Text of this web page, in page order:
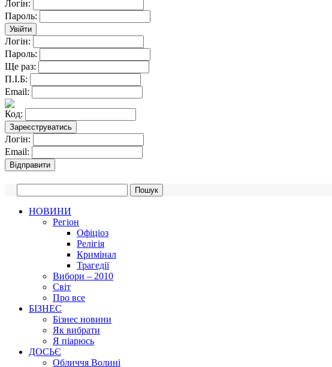
Логін:
Пароль:
Логін:
Пароль:
Ще раз:
П.І.Б:
Email:
Код:
Логін:
Email:
НОВИНИ
Регіон
Офіціоз
Релігія
Кримінал
Трагедії
Вибори – 2010
Світ
Про все
БІЗНЕС
Бізнес новини
Як вибрати
Я піарюсь
ДОСЬЄ
Обличчя Волині